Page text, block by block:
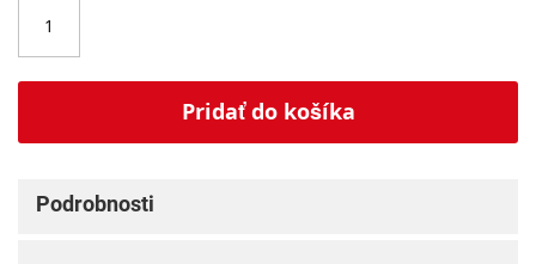
Pridať do košíka
Podrobnosti